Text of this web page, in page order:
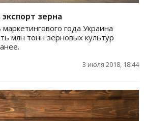
зерна
года Украина
млн тонн зерновых культур
3 июля 2018, 18:44